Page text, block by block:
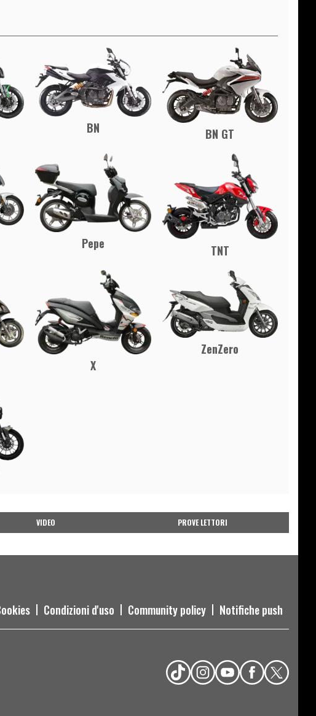
BN BN GT
Pepe TNT
X
ZenZero
VIDEO PROVE LETTORI
Condizioni d'uso Community policy Notifiche push